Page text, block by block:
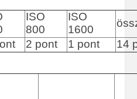
ISO
800
ISO
1600
2 pont 1 pont 14